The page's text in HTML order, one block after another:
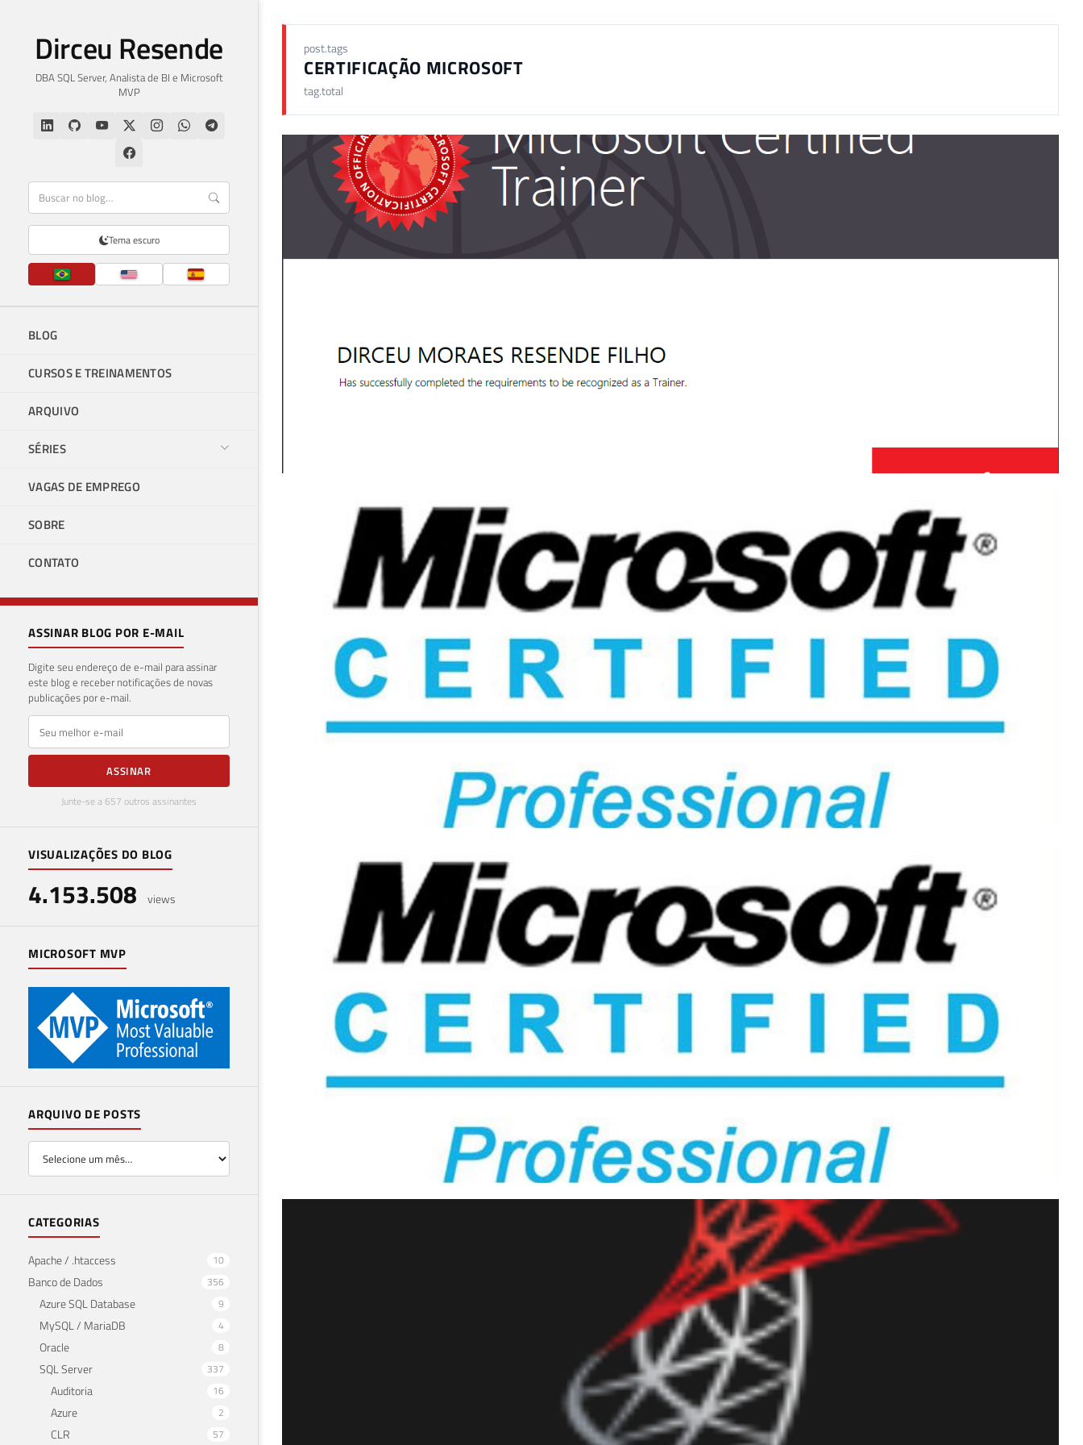
Dirceu Resende
DBA SQL Server, Analista de BI e Microsoft
MVP
Tema escuro
BLOG
CURSOS E TREINAMENTOS
ARQUIVO
SÉRIES
VAGAS DE EMPREGO
SOBRE
CONTATO
ASSINAR BLOG POR E-MAIL
Digite seu endereço de e-mail para assinar
este blog e receber notificações de novas
publicações por e-mail.
E-mail
ASSINAR
Junte-se a 657 outros assinantes
VISUALIZAÇÕES DO BLOG
4.153.508 views
MICROSOFT MVP
ARQUIVO DE POSTS
CATEGORIAS
Apache / .htaccess 10
Banco de Dados 356
Azure SQL Database 9
MySQL / MariaDB 4
Oracle 8
SQL Server 337
Auditoria 16
Azure 2
CLR 57
post.tags
CERTIFICAÇÃO MICROSOFT
tag.total
Microsoft Certified Trainer (MCT) DE GRAÇA até Setembro
de 2020!
16 de junho de 2020 4 min de leitura
Prova de certificação AZ-900 DE GRAÇA e provas beta de
Azure, SQL Server e Power BI com 80% de desconto
13 de abril de 2020 4 min de leitura
Profissional MCP - Como compartilhar suas certificações
e como encontrar profissionais certificados